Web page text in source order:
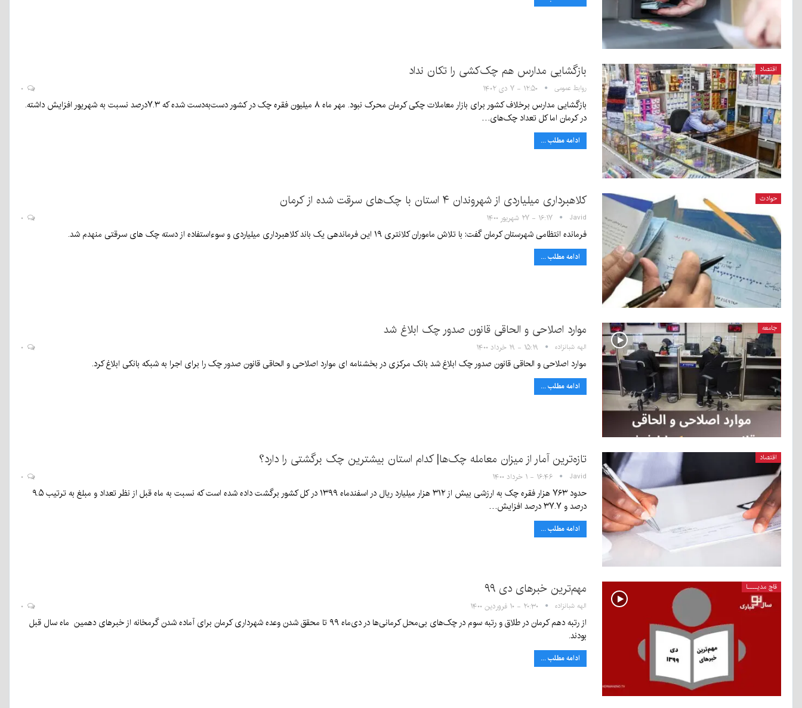
اقتصاد بازگشایی مدارس هم چک‌کشی را تکان نداد
روابط عمومی ۱۲:۵۰ - ۷ دی ۱۴۰۲
بازگشایی مدارس برخلاف کشور برای بازار معاملات چکی کرمان محرک نبود. مهر ماه ۸ میلیون فقره چک در کشور دست‌به‌دست شده که ۷.۳درصد نسبت به شهریور افزایش داشته.
در کرمان اما کل تعداد چک‌های…
ادامه مطلب ...
حوادث کلاهبرداری میلیاردی از شهروندان ۴ استان با چک‌های سرقت شده از کرمان
Javid ۱۶:۱۷ - ۲۷ شهریور ۱۴۰۰
فرمانده انتظامی شهرستان کرمان گفت: با تلاش ماموران کلانتری ۱۹ این فرماندهی یک باند کلاهبرداری میلیاردی و سوءاستفاده از دسته چک های سرقتی منهدم شد.
ادامه مطلب ...
جامعه موارد اصلاحی و الحاقی قانون صدور چک ابلاغ شد
الهه شبانزاده ۱۵:۱۹ - ۱۹ خرداد ۱۴۰۰
موارد اصلاحی و الحاقی قانون صدور چک ابلاغ شد بانک مرکزی در بخشنامه ای موارد اصلاحی و الحاقی قانون صدور چک را برای اجرا به شبکه بانکی ابلاغ کرد.
ادامه مطلب ...
اقتصاد تازه‌‌ترین آمار از میزان معامله چک‌‌ها| کدام استان بیشترین چک برگشتی را دارد؟
Javid ۱۶:۴۶ - ۱ خرداد ۱۴۰۰
حدود ۷۶۳ هزار فقره چک به ارزشی بیش از ۳۱۲ هزار میلیارد ریال در اسفندماه ۱۳۹۹ در کل کشور برگشت داده شده است که نسبت به ماه قبل از نظر تعداد و مبلغ به ترتیب ۹.۵
درصد و ۳۷.۷ درصد افزایش…
ادامه مطلب ...
قاچ مدیــــا مهم‌ترین خبرهای دی ۹۹
الهه شبانزاده ۲۰:۳۰ - ۱۰ فروردین ۱۴۰۰
از رتبه دهم کرمان در طلاق و رتبه سوم در چک‌های بی‌محل کرمانی‌ها در دی‌ماه ۹۹ تا محقق شدن وعده شهرداری کرمان برای آماده شدن گرمخانه از خبرهای دهمین ماه سال قبل
بودند.
ادامه مطلب ...